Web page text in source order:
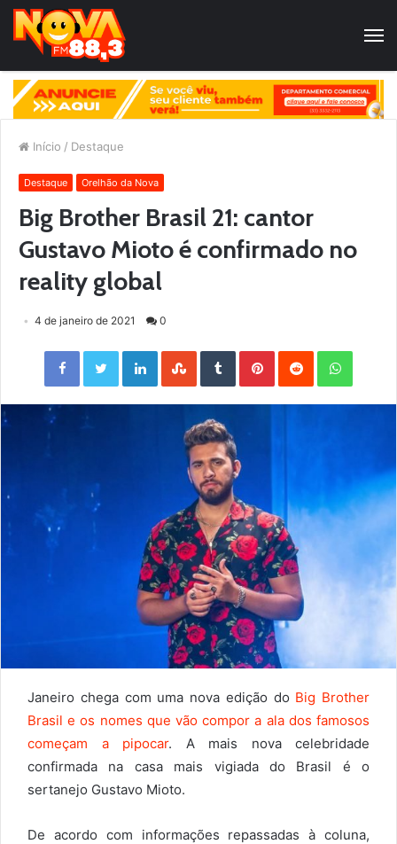
Início / Destaque
Destaque Orelhão da Nova
Big Brother Brasil 21: cantor
Gustavo Mioto é confirmado no
reality global
4 de janeiro de 2021 0
Facebook Twitter LinkedIn StumbleUpon Tumblr Pinterest Reddit
Janeiro chega com uma nova edição do Big Brother
Brasil e os nomes que vão compor a ala dos famosos
começam a pipocar. A mais nova celebridade
confirmada na casa mais vigiada do Brasil é o
sertanejo Gustavo Mioto.
De acordo com informações repassadas à coluna,